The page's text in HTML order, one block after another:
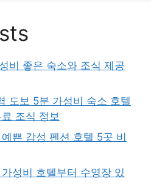
비 좋은 숙소와 조식 제공
도보 5분 가성비 숙소 호텔
조식 정보
쁜 감성 펜션 호텔 5곳 비
성비 호텔부터 수영장 있